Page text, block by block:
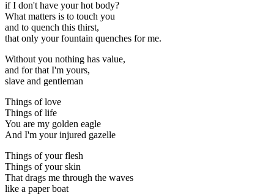
if I don't have your hot body?
What matters is to touch you
and to quench this thirst,
that only your fountain quenches for me.
Without you nothing has value,
and for that I'm yours,
slave and gentleman
Things of love
Things of life
You are my golden eagle
And I'm your injured gazelle
Things of your flesh
Things of your skin
That drags me through the waves
like a paper boat